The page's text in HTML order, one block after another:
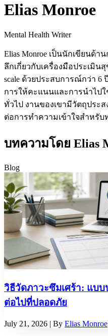
Elias Monroe
Mental Health Writer
Elias Monroe เป็นนักเขียนด้
ลึกเกี่ยวกับเครื่องมือประเมิน
scale ด้วยประสบการณ์กว่า 6
การให้คะแนนและการนำไป
ทั่วไป งานของเขามีวัตถุประส
ต่อการทำความเข้าใจสำหรั
บทความโดย Elias
Blog
วิธีวัดภาวะซึมเศร้า: แบ
ต่อไปที่ปลอดภัย
July 21, 2026 | By Elias Monroe